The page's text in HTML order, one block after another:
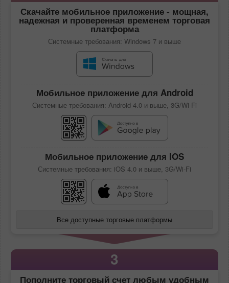
Скачайте мобильное приложение - мощная,
надежная и проверенная временем торговая
платформа
Системные требования: Windows 7 и выше
Мобильное приложение для Android
Системные требования: Android 4.0 и выше, 3G/Wi-Fi
Мобильное приложение для IOS
Системные требования: iOS 4.0 и выше, 3G/Wi-Fi
Все доступные торговые платформы
3
Пополните торговый счет любым удобным